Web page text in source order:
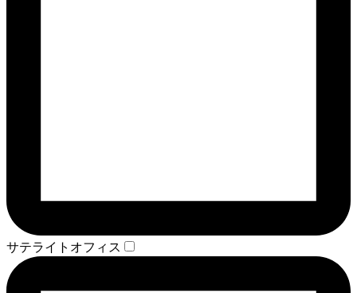
サテライトオフィス